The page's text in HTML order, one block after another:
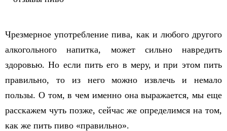
Чрезмерное употребление пива, как и любого другого
алкогольного напитка, может сильно навредить
здоровью. Но если пить его в меру, и при этом пить
правильно, то из него можно извлечь и немало
пользы. О том, в чем именно она выражается, мы еще
расскажем чуть позже, сейчас же определимся на том,
как же пить пиво «правильно».